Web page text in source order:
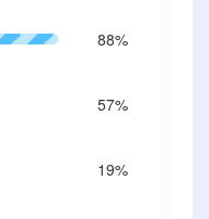
88%
57%
19%